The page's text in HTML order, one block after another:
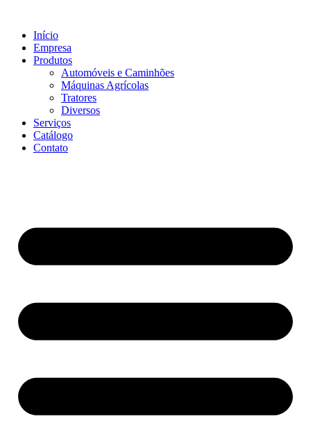
conteúdo
Início
Empresa
Produtos
Automóveis e Caminhões
Máquinas Agrícolas
Tratores
Diversos
Serviços
Catálogo
Contato